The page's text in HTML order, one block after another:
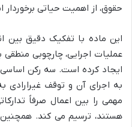
حقوق، از اهمیت حیاتی
این ماده با تفکیک دقیق بین
عملیات اجرایی، چارچوبی
ایجاد کرده است. سه رکن
به اجرای آن و توقف غیرارادی
مهمی را بین اعمال صرفاً
هستند، ترسیم می کند.